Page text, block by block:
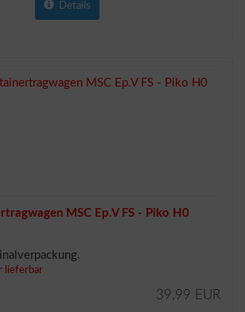
Details
MSC Ep.V FS - Piko H0
lieferbar
39,99 EUR